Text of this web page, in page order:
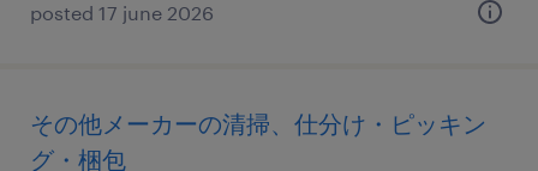
posted 17 june 2026
その他メーカーの清掃、仕分け・ピッキン
グ・梱包